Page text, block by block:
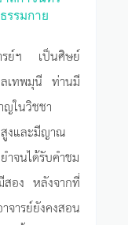
รรมกาย
รย์ฯ เป็นศิษย์
ลเทพมุนี ท่านมี
ญในวิชชา
งและมีญาณ
จนได้รับคำชม
สอง หลังจากที่
ารย์ยังคงสอน